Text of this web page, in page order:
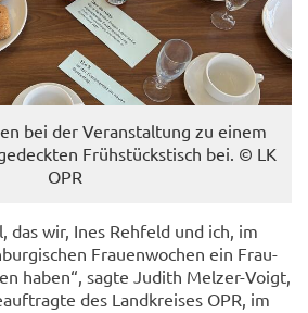
bei der Ver­an­stal­tung zu einem
Früh­stücks­tisch bei. © LK
OPR
das wir, Ines Reh­feld und ich, im
Frau­en­wo­chen ein Frau­
haben“, sagte Ju­dith Melzer-​Voigt,
des Land­krei­ses OPR, im